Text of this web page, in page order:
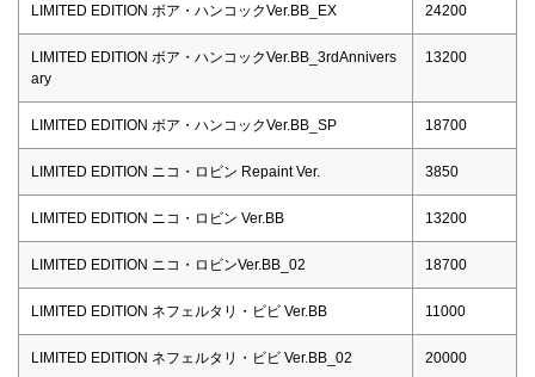
LIMITED EDITION ボア・ハンコックVer.BB_EX 24200
LIMITED EDITION ボア・ハンコックVer.BB_3rdAnnivers
ary
13200
LIMITED EDITION ボア・ハンコックVer.BB_SP 18700
LIMITED EDITION ニコ・ロビン Repaint Ver. 3850
LIMITED EDITION ニコ・ロビン Ver.BB 13200
LIMITED EDITION ニコ・ロビンVer.BB_02 18700
LIMITED EDITION ネフェルタリ・ビビ Ver.BB 11000
LIMITED EDITION ネフェルタリ・ビビ Ver.BB_02 20000